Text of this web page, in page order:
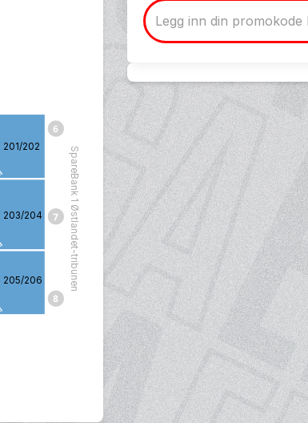
201/202
203/204
205/206 SpareBank 1 Østlandet-tribunen